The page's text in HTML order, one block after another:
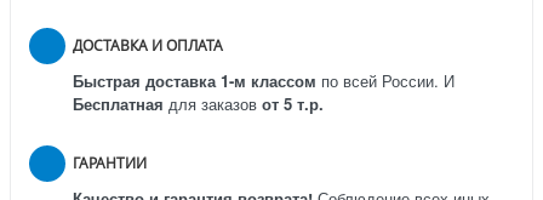
ДОСТАВКА И ОПЛАТА
Быстрая доставка 1-м классом по всей России. И
Бесплатная для заказов от 5 т.р.
ГАРАНТИИ